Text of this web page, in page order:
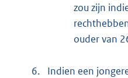
zou zijn
ouder van
6.
Indien een